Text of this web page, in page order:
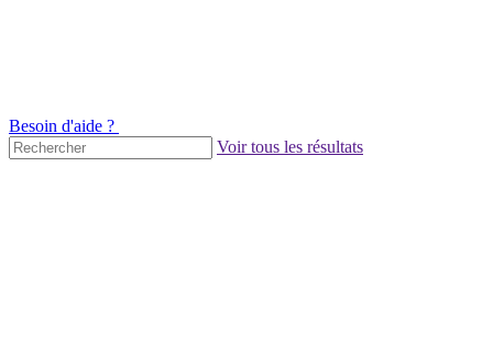
Besoin d'aide ?
Voir tous les résultats